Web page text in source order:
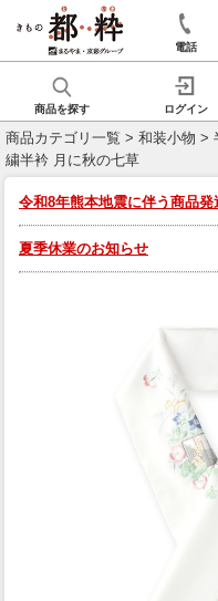
電話
商品を探す ログイン
商品カテゴリ一覧 > 和装小物 >
繍半衿 月に秋の七草
令和8年熊本地震に伴う商品
夏季休業のお知らせ